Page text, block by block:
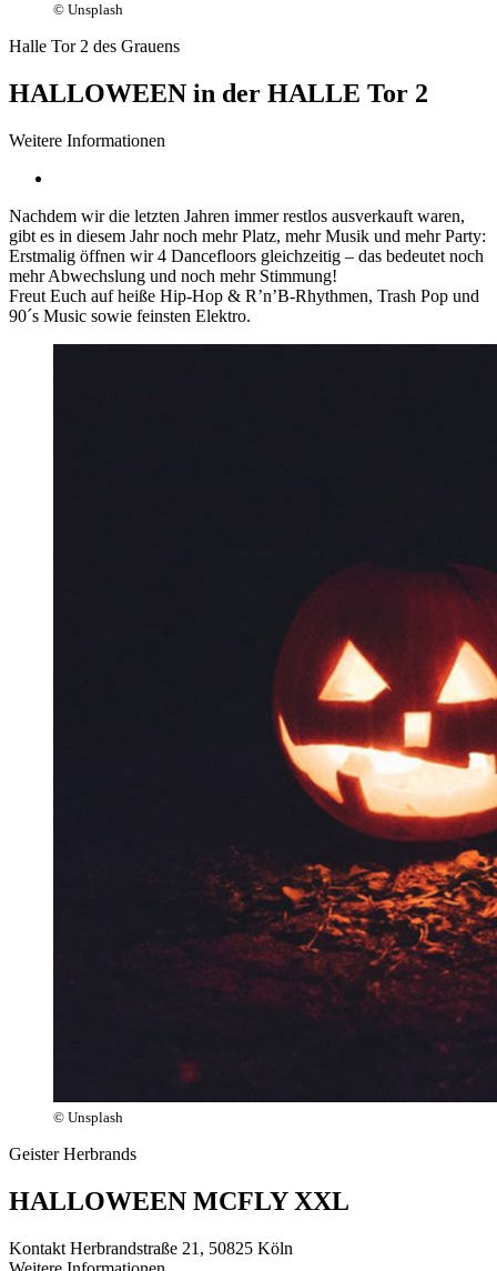
© Unsplash
Halle Tor 2 des Grauens
HALLOWEEN in der HALLE Tor 2
Weitere Informationen
Nachdem wir die letzten Jahren immer restlos ausverkauft waren,
gibt es in diesem Jahr noch mehr Platz, mehr Musik und mehr Party:
Erstmalig öffnen wir 4 Dancefloors gleichzeitig – das bedeutet noch
mehr Abwechslung und noch mehr Stimmung!
Freut Euch auf heiße Hip-Hop & R’n’B-Rhythmen, Trash Pop und
90´s Music sowie feinsten Elektro.
© Unsplash
Geister Herbrands
HALLOWEEN MCFLY XXL
Kontakt Herbrandstraße 21, 50825 Köln